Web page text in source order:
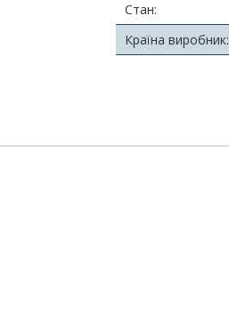
Стан:
Країна виробник: